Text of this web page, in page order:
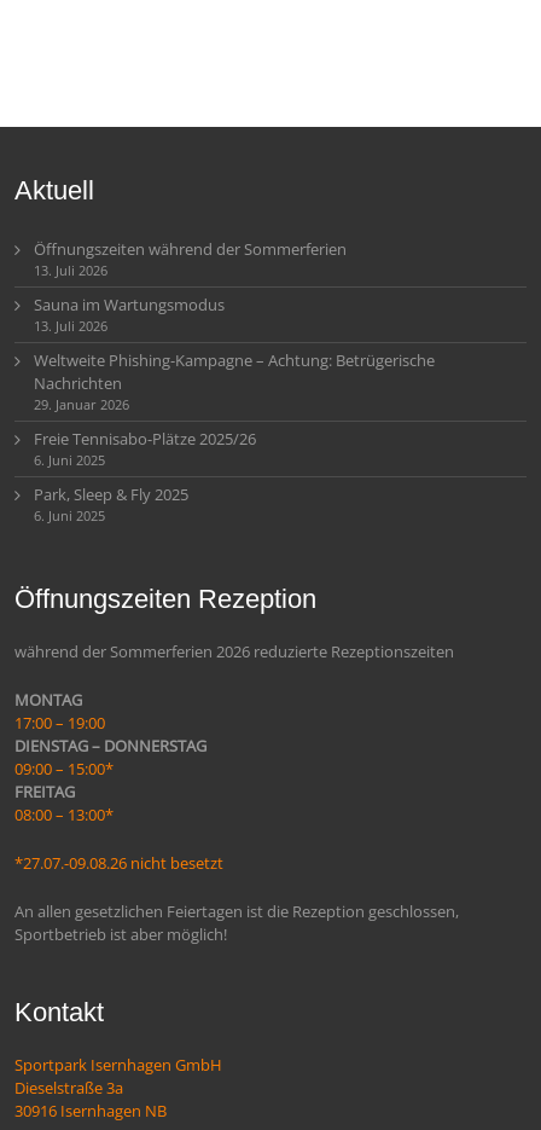
Aktuell
Öffnungszeiten während der Sommerferien
13. Juli 2026
Sauna im Wartungsmodus
13. Juli 2026
Weltweite Phishing-Kampagne – Achtung: Betrügerische
Nachrichten
29. Januar 2026
Freie Tennisabo-Plätze 2025/26
6. Juni 2025
Park, Sleep & Fly 2025
6. Juni 2025
Öffnungszeiten Rezeption
während der Sommerferien 2026 reduzierte Rezeptionszeiten
MONTAG
17:00 – 19:00
DIENSTAG – DONNERSTAG
09:00 – 15:00*
FREITAG
08:00 – 13:00*
*27.07.-09.08.26 nicht besetzt
An allen gesetzlichen Feiertagen ist die Rezeption geschlossen,
Sportbetrieb ist aber möglich!
Kontakt
Sportpark Isernhagen GmbH
Dieselstraße 3a
30916 Isernhagen NB